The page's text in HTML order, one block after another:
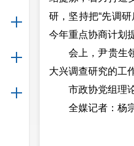
研，坚持把“先调
今年重点协商计划
会上，尹贵生领
大兴调查研究的工
市政协党组理论
全媒记者：杨宗